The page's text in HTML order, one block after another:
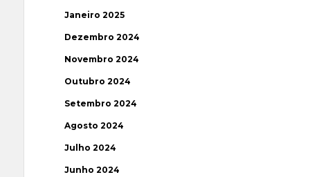
Janeiro 2025
Dezembro 2024
Novembro 2024
Outubro 2024
Setembro 2024
Agosto 2024
Julho 2024
Junho 2024